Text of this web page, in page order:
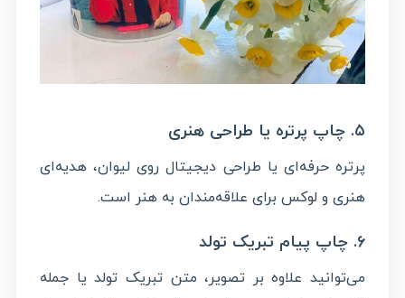
۵. چاپ پرتره یا طراحی هنری
پرتره حرفه‌ای یا طراحی دیجیتال روی لیوان، هدیه‌ای
هنری و لوکس برای علاقه‌مندان به هنر است.
۶. چاپ پیام تبریک تولد
می‌توانید علاوه بر تصویر، متن تبریک تولد یا جمله